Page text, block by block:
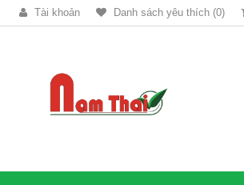
Tài khoản Danh sách yêu thích (0)